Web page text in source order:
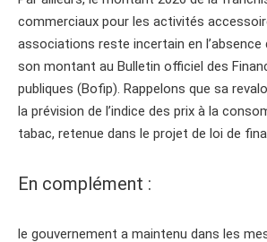
commerciaux pour les activités
associations reste incertain en
son montant au Bulletin officiel des
publiques (Bofip). Rappelons que sa
la prévision de l’indice des prix à la
tabac, retenue dans le projet de loi de
En complément :
le gouvernement a maintenu dans les